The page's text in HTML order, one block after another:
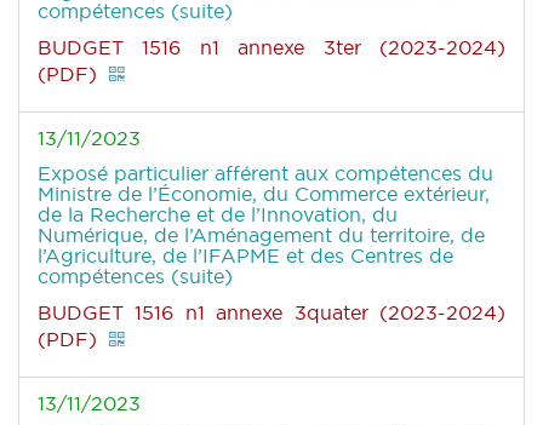
compétences (suite)
BUDGET 1516 n1 annexe 3ter (2023-2024)
(PDF)
13/11/2023
Exposé particulier afférent aux compétences du
Ministre de l’Économie, du Commerce extérieur,
de la Recherche et de l’Innovation, du
Numérique, de l’Aménagement du territoire, de
l’Agriculture, de l’IFAPME et des Centres de
compétences (suite)
BUDGET 1516 n1 annexe 3quater (2023-2024)
(PDF)
13/11/2023